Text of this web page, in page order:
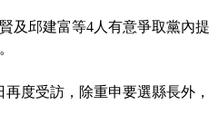
邱建富等4人有意爭取黨內
受訪，除重申要選縣長外，